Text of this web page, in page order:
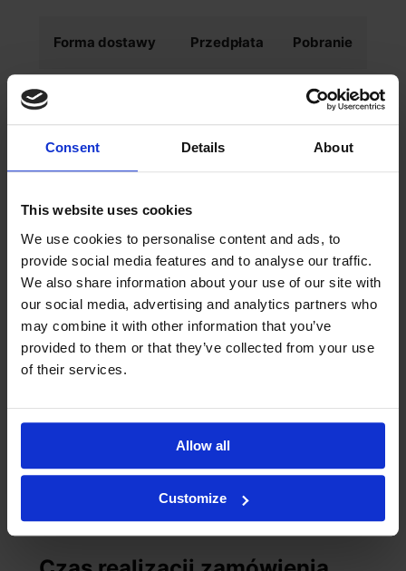
Consent Details About
This website uses cookies
We use cookies to personalise content and ads, to
provide social media features and to analyse our traffic.
We also share information about your use of our site with
our social media, advertising and analytics partners who
may combine it with other information that you’ve
provided to them or that they’ve collected from your use
of their services.
Allow all
Customize
Forma dostawy Przedpłata Pobranie
12,98 zł
Kurier DPD 9,99 zł
Kurier Pocztex
2.0
9,99 zł 11,99 zł
• wybranej formy wysyłki,
• sposobu płatności,